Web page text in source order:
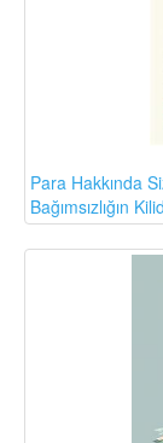
Para Hakkında
Bağımsızlığın